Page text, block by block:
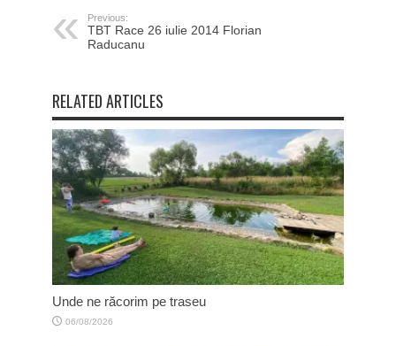
Previous:
TBT Race 26 iulie 2014 Florian
Raducanu
RELATED ARTICLES
Unde ne răcorim pe traseu
06/08/2026